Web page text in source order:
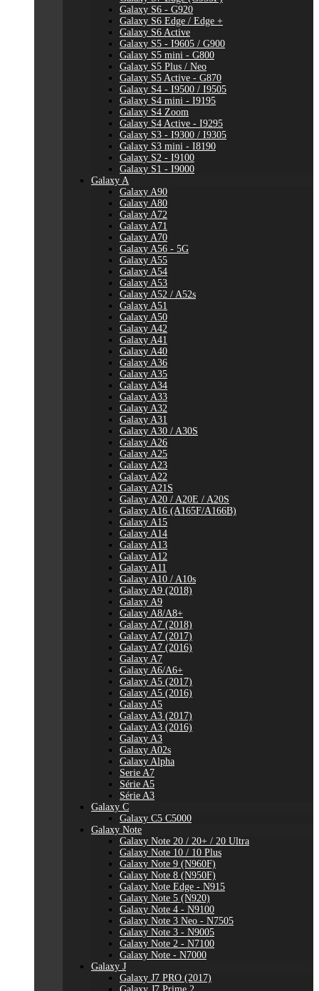
Galaxy S6 - G920
Galaxy S6 Edge / Edge +
Galaxy S6 Active
Galaxy S5 - I9605 / G900
Galaxy S5 mini - G800
Galaxy S5 Plus / Neo
Galaxy S5 Active - G870
Galaxy S4 - I9500 / I9505
Galaxy S4 mini - I9195
Galaxy S4 Zoom
Galaxy S4 Active - I9295
Galaxy S3 - I9300 / I9305
Galaxy S3 mini - I8190
Galaxy S2 - I9100
Galaxy S1 - I9000
Galaxy A
Galaxy A90
Galaxy A80
Galaxy A72
Galaxy A71
Galaxy A70
Galaxy A56 - 5G
Galaxy A55
Galaxy A54
Galaxy A53
Galaxy A52 / A52s
Galaxy A51
Galaxy A50
Galaxy A42
Galaxy A41
Galaxy A40
Galaxy A36
Galaxy A35
Galaxy A34
Galaxy A33
Galaxy A32
Galaxy A31
Galaxy A30 / A30S
Galaxy A26
Galaxy A25
Galaxy A23
Galaxy A22
Galaxy A21S
Galaxy A20 / A20E / A20S
Galaxy A16 (A165F/A166B)
Galaxy A15
Galaxy A14
Galaxy A13
Galaxy A12
Galaxy A11
Galaxy A10 / A10s
Galaxy A9 (2018)
Galaxy A9
Galaxy A8/A8+
Galaxy A7 (2018)
Galaxy A7 (2017)
Galaxy A7 (2016)
Galaxy A7
Galaxy A6/A6+
Galaxy A5 (2017)
Galaxy A5 (2016)
Galaxy A5
Galaxy A3 (2017)
Galaxy A3 (2016)
Galaxy A3
Galaxy A02s
Galaxy Alpha
Serie A7
Série A5
Série A3
Galaxy C
Galaxy C5 C5000
Galaxy Note
Galaxy Note 20 / 20+ / 20 Ultra
Galaxy Note 10 / 10 Plus
Galaxy Note 9 (N960F)
Galaxy Note 8 (N950F)
Galaxy Note Edge - N915
Galaxy Note 5 (N920)
Galaxy Note 4 - N9100
Galaxy Note 3 Neo - N7505
Galaxy Note 3 - N9005
Galaxy Note 2 - N7100
Galaxy Note - N7000
Galaxy J
Galaxy J7 PRO (2017)